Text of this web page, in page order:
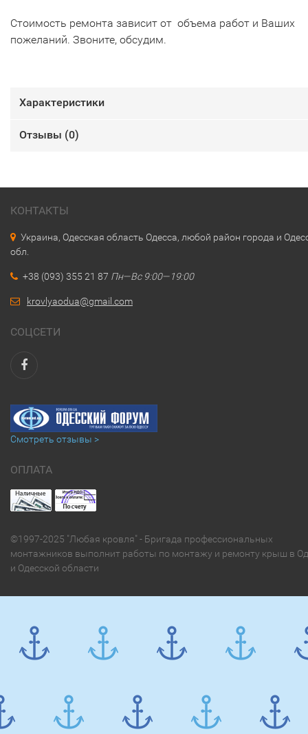
Стоимость ремонта зависит от объема работ и Ваших
пожеланий. Звоните, обсудим.
Характеристики
Отзывы (0)
КОНТАКТЫ
Украина, Одесская область Одесса, любой район города и
обл.
+38 (093) 355 21 87 Пн—Вс 9:00—19:00
krovlyaodua@gmail.com
СОЦСЕТИ
Смотреть отзывы >
ОПЛАТА
©1997-2025 "Любая кровля" - Бригада профессиональных
монтажников выполнит работы по монтажу и ремонту крыш в
и Одесской области